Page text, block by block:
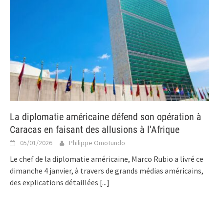
La diplomatie américaine défend son opération à
Caracas en faisant des allusions à l’Afrique
05/01/2026 Philippe Omotundo
Le chef de la diplomatie américaine, Marco Rubio a livré ce
dimanche 4 janvier, à travers de grands médias américains,
des explications détaillées [...]